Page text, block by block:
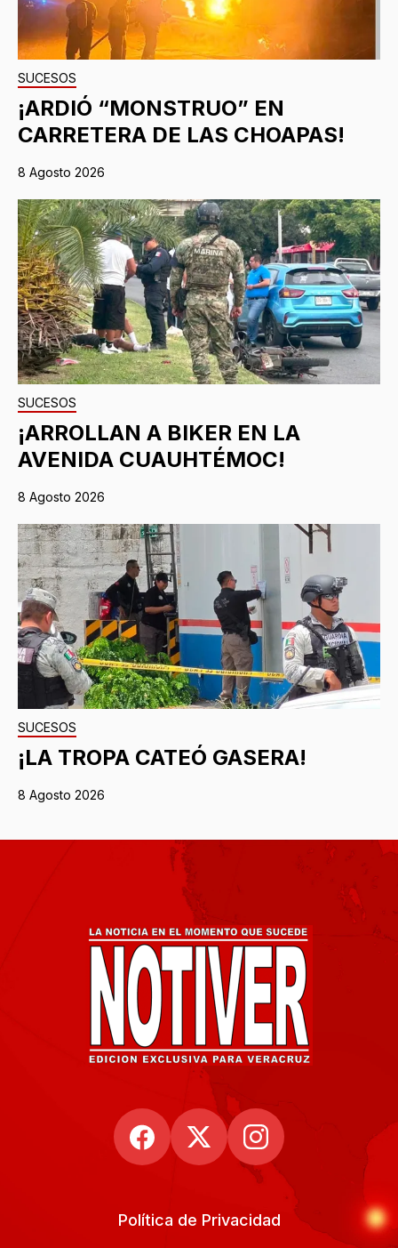
SUCESOS
¡ARDIÓ “MONSTRUO” EN
CARRETERA DE LAS CHOAPAS!
8 Agosto 2026
SUCESOS
¡ARROLLAN A BIKER EN LA
AVENIDA CUAUHTÉMOC!
8 Agosto 2026
SUCESOS
¡LA TROPA CATEÓ GASERA!
8 Agosto 2026
Política de Privacidad